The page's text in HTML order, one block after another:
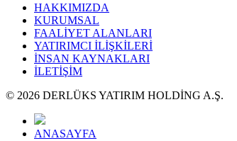
HAKKIMIZDA
KURUMSAL
FAALİYET ALANLARI
YATIRIMCI İLİŞKİLERİ
İNSAN KAYNAKLARI
İLETİŞİM
© 2026 DERLÜKS YATIRIM HOLDİNG A.Ş.
ANASAYFA